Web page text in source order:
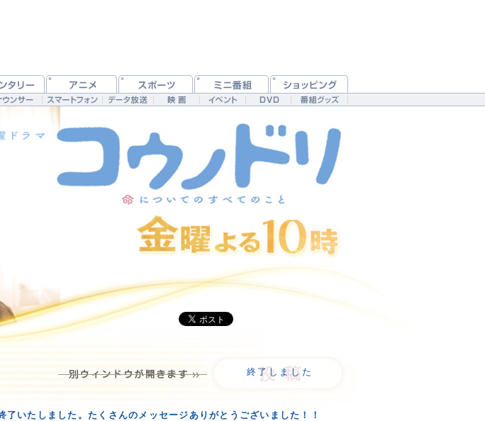
終了しました
了いたしました。たくさんのメッセージありがとうございました！！